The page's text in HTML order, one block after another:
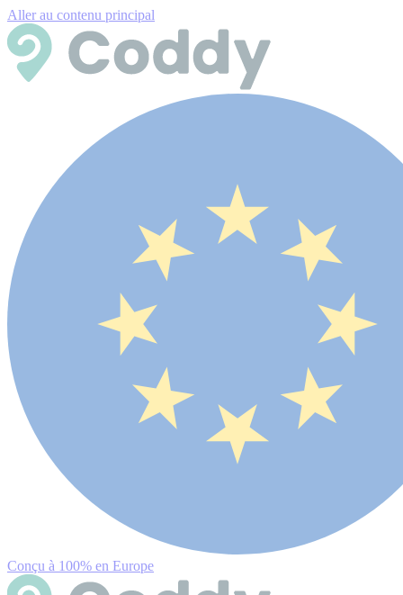
Aller au contenu principal
Conçu à 100% en Europe